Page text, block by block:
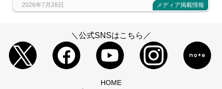
2026年7月28日 メディア掲載情報
＼公式SNSはこちら／
HOME